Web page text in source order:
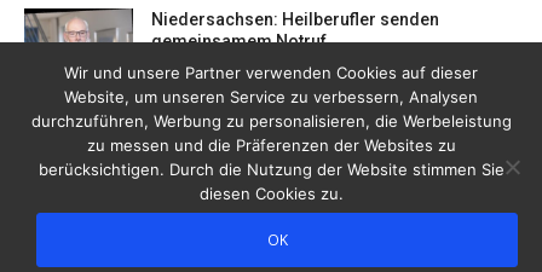
Niedersachsen: Heilberufler senden
gemeinsamem Notruf
19/12/2023
Wir und unsere Partner verwenden Cookies auf dieser
Website, um unseren Service zu verbessern, Analysen
durchzuführen, Werbung zu personalisieren, die Werbeleistung
zu messen und die Präferenzen der Websites zu
berücksichtigen. Durch die Nutzung der Website stimmen Sie
diesen Cookies zu.
OK